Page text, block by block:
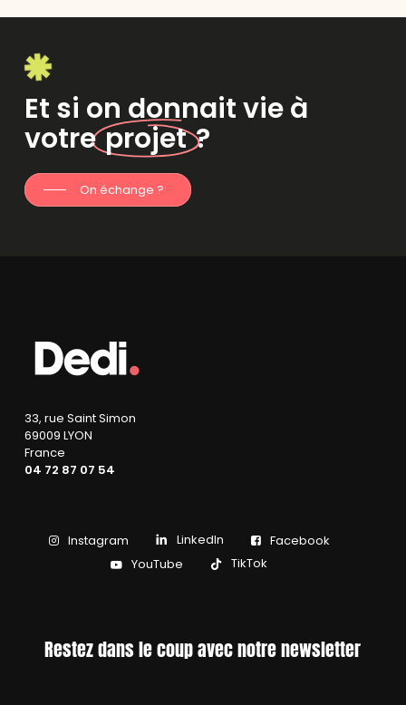
Et si on donnait vie à
votreprojet?
On échange ?
33, rue Saint Simon
69009 LYON
France
04 72 87 07 54
Instagram LinkedIn
Facebook
YouTube
TikTok
Restez dans le coup avec notre newsletter